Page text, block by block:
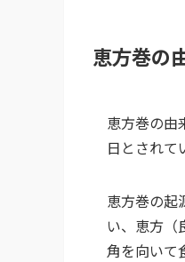
恵方巻の
恵方巻の由
日とされて
恵方巻の起
い、恵方（
角を向いて